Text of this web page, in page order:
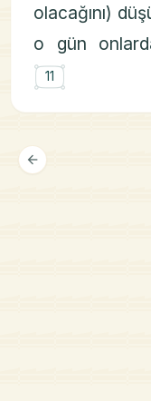
olacağını)
o gün
۝
11
arrow_back